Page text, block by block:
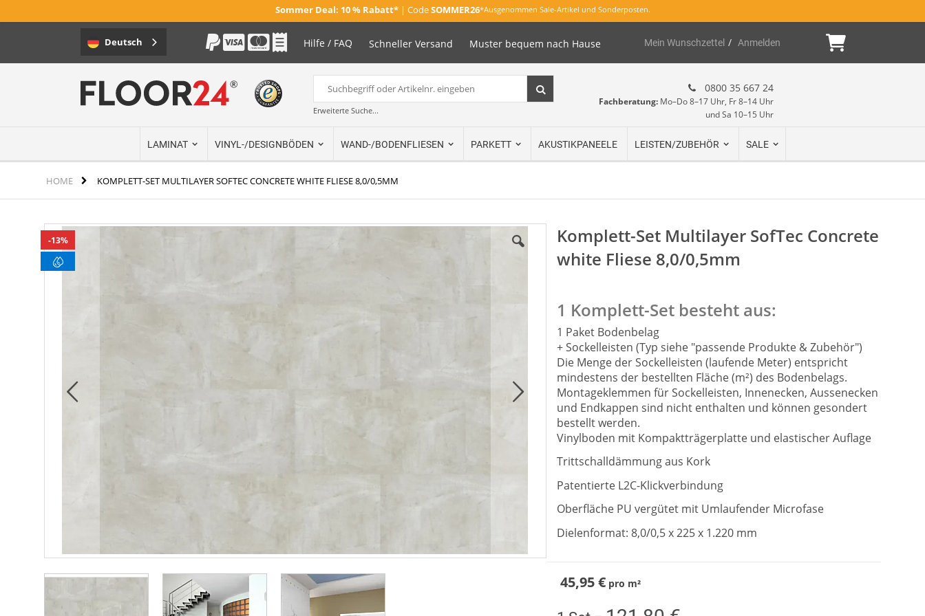
Sommer Deal: 10 % Rabatt*| CodeSOMMER26*Ausgenommen Sale-Artikel und Sonderposten.
Hilfe / FAQ Schneller Versand Muster bequem nach Hause Mein
Mein Wunschzettel Anmelden
Direkt
Suche
Suche
Erweiterte Suche...
0800 35 667 24
Fachberatung: Mo–Do 8–17 Uhr, Fr 8–14 Uhr
und Sa 10–15 Uhr
LAMINAT VINYL-/DESIGNBÖDEN WAND-/BODENFLIESEN PARKETT AKUSTIKPANEELE LEISTEN/ZUBEHÖR SALE
HOME KOMPLETT-SET MULTILAYER SOFTEC CONCRETE WHITE FLIESE 8,0/0,5MM
Zum
Ende
der
Bildergalerie
13%
Komplett-Set Multilayer SofTec Concrete
white Fliese 8,0/0,5mm
1 Komplett-Set besteht aus:
1 Paket Bodenbelag
+ Sockelleisten (Typ siehe "passende Produkte & Zubehör")
Die Menge der Sockelleisten (laufende Meter) entspricht
mindestens der bestellten Fläche (m²) des Bodenbelags.
Montageklemmen für Sockelleisten, Innenecken, Aussenecken
und Endkappen sind nicht enthalten und können gesondert
bestellt werden.
Vinylboden mit Kompaktträgerplatte und elastischer Auflage
Trittschalldämmung aus Kork
Patentierte L2C-Klickverbindung
Oberfläche PU vergütet mit Umlaufender Microfase
Dielenformat: 8,0/0,5 x 225 x 1.220 mm
45,95 €pro m²
Deutsch